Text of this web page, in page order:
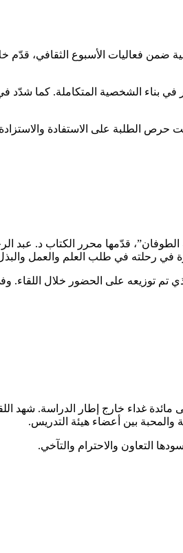
ضمن فعاليات الأسبوع الثقافي،
في بناء الشخصية المتكاملة. كما
الطلبة على الاستفادة
الطوفان”، قدّمها محرر الكتاب د.
في رحلته في طلب العلم والعمل
تم توزيعه على الحضور خلال
مائدة غداء خارج إطار الدراسة. شهد
والمحبة بين أعضاء هيئة التدريس.
التعاون والاحترام والتآخي.